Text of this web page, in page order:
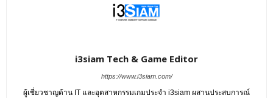
i3siam Tech & Game Editor
https://www.i3siam.com/
ผู้เชี่ยวชาญด้าน IT และอุตสาหกรรมเกมประจำ i3siam ผสานประสบการณ์